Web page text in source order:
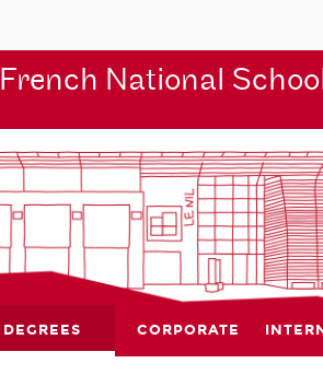
French National
DEGREES CORPORATE